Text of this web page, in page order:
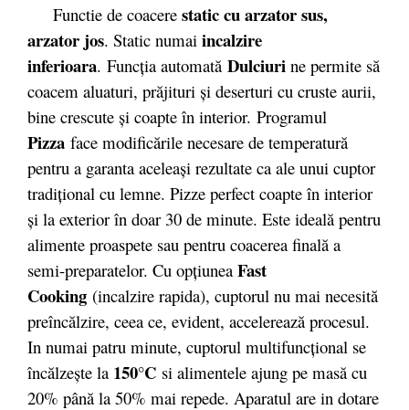
Functie de coacere static cu arzator sus,
arzator jos. Static numai incalzire
inferioara. Funcţia automată Dulciuri ne permite să
coacem aluaturi, prăjituri şi deserturi cu cruste aurii,
bine crescute şi coapte în interior. Programul
Pizza face modificările necesare de temperatură
pentru a garanta aceleaşi rezultate ca ale unui cuptor
tradiţional cu lemne. Pizze perfect coapte în interior
şi la exterior în doar 30 de minute. Este ideală pentru
alimente proaspete sau pentru coacerea finală a
semi-preparatelor. Cu opţiunea Fast
Cooking (incalzire rapida), cuptorul nu mai necesită
preîncălzire, ceea ce, evident, accelerează procesul.
In numai patru minute, cuptorul multifuncţional se
încălzeşte la 150°C si alimentele ajung pe masă cu
20% până la 50% mai repede. Aparatul are in dotare